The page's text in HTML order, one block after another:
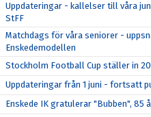
Uppdateringar - kallelser till våra
StFF
Matchdags för våra seniorer -
Enskedemodellen
Stockholm Football Cup ställer in
Uppdateringar från 1 juni - fortsatt
Enskede IK gratulerar "Bubben", 85